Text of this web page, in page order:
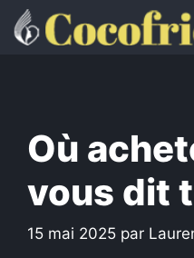
Aller
au
Où
vous dit
15 mai 2025 par